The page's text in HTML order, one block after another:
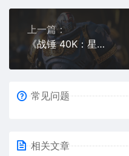
上一篇：
《战锤 40K：星际战士 2》公开加长版实机演示，游戏今年冬季推出
常见问题
相关文章